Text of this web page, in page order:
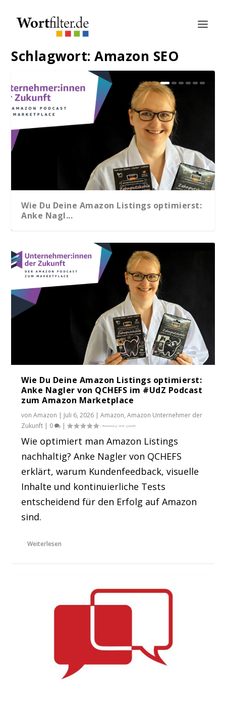
Schlagwort:Amazon SEO
Wie Du Deine Amazon Listings optimierst:
Anke Nagl...
SEO Tipp: Internationales Handeln, eBay
SEO &...
Franz Jordan | Gründer und
Geschäftsführer Marketp...
Jan Henningsen | Geschäftsführer Off
Price GmbH
Uwe Hamann | Online Marketer und
Amazon Optimierer...
Amazon SEO: Page 1 Guaranteed! Jeder
kennt die Ver...
Wie Du Deine Amazon Listings optimierst:
Anke Nagler von QCHEFS im #UdZ Podcast
zum Amazon Marketplace
vonAmazon | Juli 6, 2026 |Amazon,Amazon Unternehmer der
Zukunft | 0 |
Wie optimiert man Amazon Listings
nachhaltig? Anke Nagler von QCHEFS
erklärt, warum Kundenfeedback, visuelle
Inhalte und kontinuierliche Tests
entscheidend für den Erfolg auf Amazon
sind.
Weiterlesen